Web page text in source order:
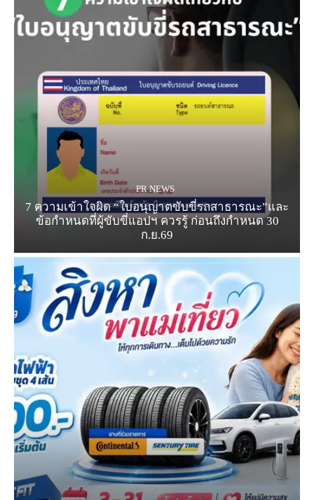
PR NEWS
7 ความเข้าใจผิด “ใบอนุญาตขับขี่รถสาธารณะ”และ
ข้อกำหนดที่ผู้ขับขี่แอปฯ ควรรู้ ก่อนถึงกำหนด 30
ก.ย.69